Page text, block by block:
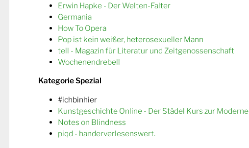
Erwin Hapke - Der Welten-Falter
Germania
How To Opera
Pop ist kein weißer, heterosexueller Mann
tell - Magazin für Literatur und Zeitgenossenschaft
Wochenendrebell
Kategorie Spezial
#ichbinhier
Kunstgeschichte Online - Der Städel Kurs zur Moderne
Notes on Blindness
piqd - handerverlesenswert.